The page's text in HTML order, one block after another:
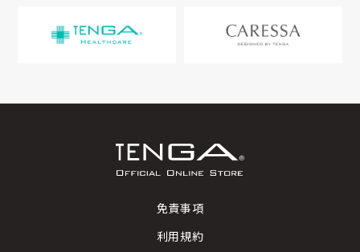
免責事項
利用規約